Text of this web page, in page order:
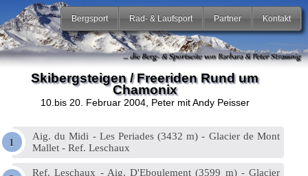
Bergsport Rad- & Laufsport Partner Kontakt
Skibergsteigen / Freeriden Rund um
Chamonix
10.bis 20. Februar 2004, Peter mit Andy Peisser
Aig. du Midi - Les Periades (3432 m) - Glacier de Mont
Mallet - Ref. Leschaux
Ref. Leschaux - Aig. D'Eboulement (3599 m) - Glacier